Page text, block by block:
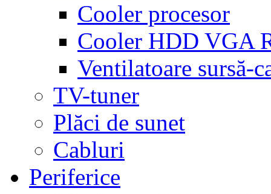
Cooler procesor
Cooler HDD VGA
Ventilatoare sursă-
TV-tuner
Plăci de sunet
Cabluri
Periferice